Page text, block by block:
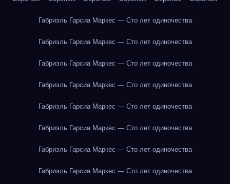
Габриэль Гарсиа Маркес — Сто лет одиночества
Габриэль Гарсиа Маркес — Сто лет одиночества
Габриэль Гарсиа Маркес — Сто лет одиночества
Габриэль Гарсиа Маркес — Сто лет одиночества
Габриэль Гарсиа Маркес — Сто лет одиночества
Габриэль Гарсиа Маркес — Сто лет одиночества
Габриэль Гарсиа Маркес — Сто лет одиночества
Габриэль Гарсиа Маркес — Сто лет одиночества